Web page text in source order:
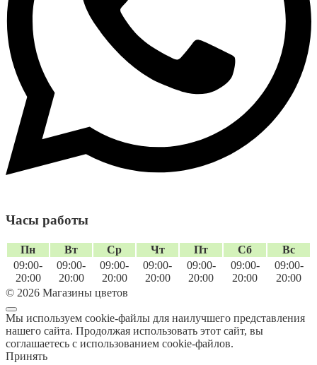
Часы работы
Пн Вт Ср Чт Пт Сб
Вс
09:00-
20:00
09:00-
20:00
09:00-
20:00
09:00-
20:00
09:00-
20:00
09:00-
20:00
09:00-
20:00
© 2026 Магазины цветов
Мы используем cookie-файлы для наилучшего представления
нашего сайта. Продолжая использовать этот сайт, вы
соглашаетесь с использованием cookie-файлов.
Принять